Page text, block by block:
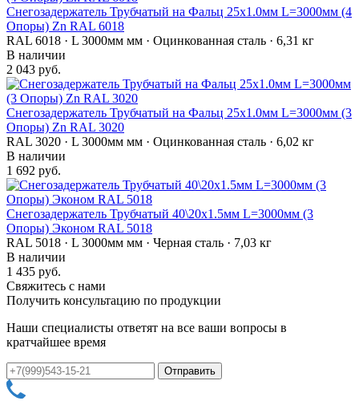
Снегозадержатель Трубчатый на Фальц 25х1.0мм L=3000мм (4
Опоры) Zn RAL 6018
RAL 6018 · L 3000мм мм · Оцинкованная сталь · 6,31 кг
В наличии
2 043 руб.
Снегозадержатель Трубчатый на Фальц 25х1.0мм L=3000мм (3
Опоры) Zn RAL 3020
RAL 3020 · L 3000мм мм · Оцинкованная сталь · 6,02 кг
В наличии
1 692 руб.
Снегозадержатель Трубчатый 40\20х1.5мм L=3000мм (3
Опоры) Эконом RAL 5018
RAL 5018 · L 3000мм мм · Черная сталь · 7,03 кг
В наличии
1 435 руб.
Свяжитесь с нами
Получить консультацию по продукции
Наши специалисты ответят на все ваши вопросы в
кратчайшее время